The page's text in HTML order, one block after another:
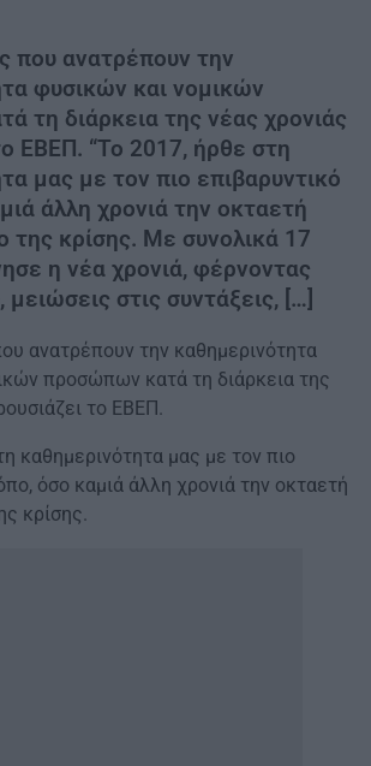
που ανατρέπουν την
φυσικών και νομικών
τη διάρκεια της νέας χρονιάς
ΕΒΕΠ. “Το 2017, ήρθε στη
μας με τον πιο επιβαρυντικό
άλλη χρονιά την οκταετή
της κρίσης. Με συνολικά 17
η νέα χρονιά, φέρνοντας
στις συντάξεις, […]
ανατρέπουν την καθημερινότητα
προσώπων κατά τη διάρκεια της
το ΕΒΕΠ.
καθημερινότητα μας με τον πιο
όσο καμιά άλλη χρονιά την οκταετή
κρίσης.